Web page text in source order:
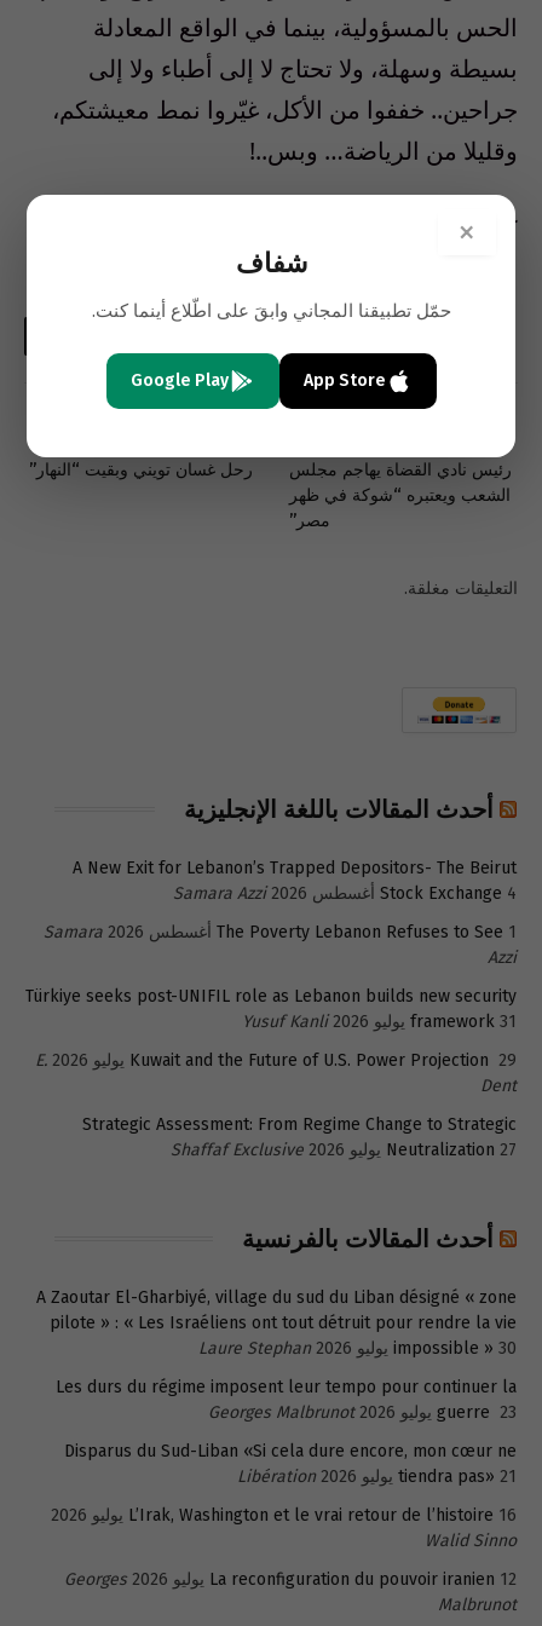
الحس بالمسؤولية، بينما في الواقع المعادلة
بسيطة وسهلة، ولا تحتاج لا إلى أطباء ولا إلى
جراحين.. خففوا من الأكل، غيّروا نمط معيشتكم،
وقليلا من الرياضة… وبس..!
كاتبة كويتية
فيسبوك تويتر لينكدإن
البريد
الإلكتروني
واتساب
Copy
رئيس نادي القضاة يهاجم مجلس
الشعب ويعتبره “شوكة في ظهر
مصر”
رحل غسان تويني وبقيت “النهار”
التعليقات مغلقة.
أحدث المقالات باللغة الإنجليزية
A New Exit for Lebanon’s Trapped Depositors- The Beirut
Stock Exchange 4 أغسطس 2026
Samara Azzi
The Poverty Lebanon Refuses to See 1 أغسطس 2026
Samara
Azzi
Türkiye seeks post-UNIFIL role as Lebanon builds new security
framework 31 يوليو 2026
Yusuf Kanli
Kuwait and the Future of U.S. Power Projection 29 يوليو 2026
E.
Dent
Strategic Assessment: From Regime Change to Strategic
Neutralization 27 يوليو 2026 Shaffaf Exclusive
أحدث المقالات بالفرنسية
A Zaoutar El-Gharbiyé, village du sud du Liban désigné « zone
pilote » : « Les Israéliens ont tout détruit pour rendre la vie
impossible » 30 يوليو 2026
Laure Stephan
Les durs du régime imposent leur tempo pour continuer la
guerre 23 يوليو 2026
Georges Malbrunot
Disparus du Sud-Liban «Si cela dure encore, mon cœur ne
tiendra pas» 21 يوليو 2026
Libération
L’Irak, Washington et le vrai retour de l’histoire 16 يوليو 2026
Walid Sinno
La reconfiguration du pouvoir iranien 12 يوليو 2026
Georges
Malbrunot
×
شفاف
حمّل تطبيقنا المجاني وابقَ على اطّلاع أينما كنت.
App Store
Google Play